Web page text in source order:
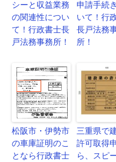
シーと収益業務
の関連性につい
て！行政書士長
戸法務事務所！
申請手続
いて！行
長戸法務
所！
松阪市・伊勢市
の車庫証明のこ
となら行政書士
三重県で
許可取得
ら、スピ